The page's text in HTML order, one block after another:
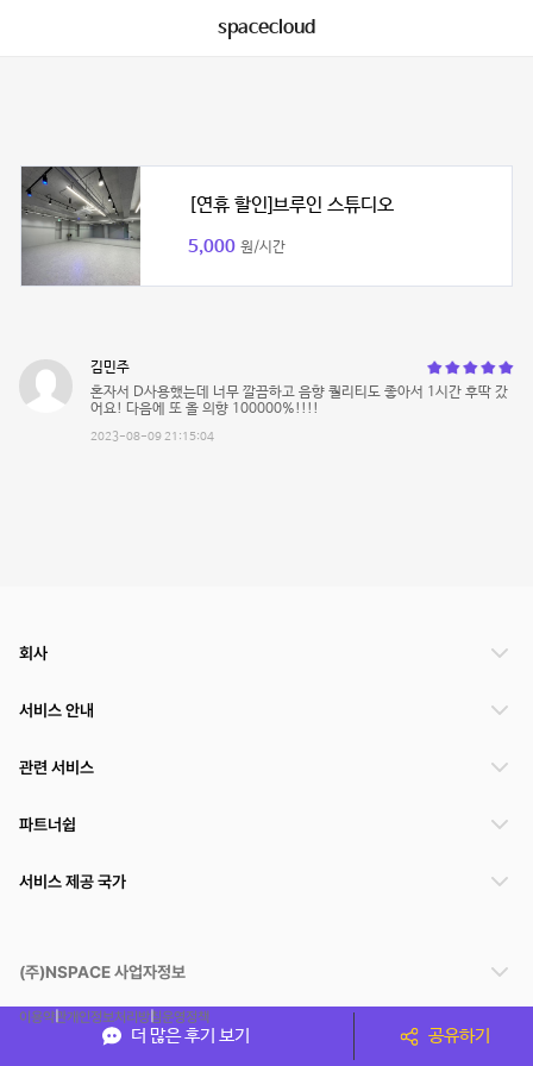
spacecloud
[연휴 할인]브루인 스튜디오
5,000 원/시간
김민주
혼자서 D사용했는데 너무 깔끔하고 음향 퀄리티도 좋아서 1시간 후딱 갔
어요! 다음에 또 올 의향 100000%!!!!
2023-08-09 21:15:04
더 많은 후기 보기 공유하기
회사
서비스 안내
관련 서비스
파트너쉽
서비스 제공 국가
(주)NSPACE 사업자정보
이용약관개인정보처리방침운영정책
스페이스클라우드는 통신판매중개자이며 통신판매의 당사자가 아닙니다. 따라서 스페이스클